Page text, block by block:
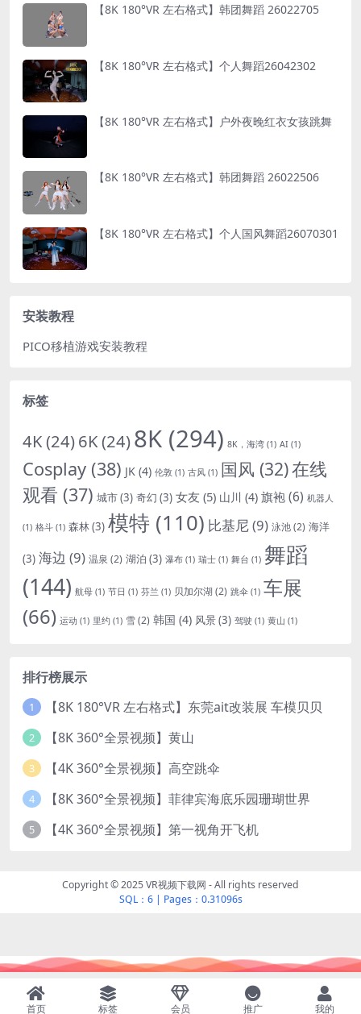
【8K 180°VR 左右格式】韩团舞蹈 26022705
【8K 180°VR 左右格式】个人舞蹈26042302
【8K 180°VR 左右格式】户外夜晚红衣女孩跳舞
【8K 180°VR 左右格式】韩团舞蹈 26022506
【8K 180°VR 左右格式】个人国风舞蹈26070301
安装教程
PICO移植游戏安装教程
标签
4K(24)6K(24)8K (294) 8K，海湾 (1) AI (1)
Cosplay (38) JK (4) 伦敦 (1) 古风 (1) 国风 (32)在线
观看 (37) 城市(3) 奇幻 (3) 女友 (5) 山川 (4) 旗袍(6) 机器人
(1) 格斗 (1) 森林(3) 模特 (110) 比基尼(9) 泳池(2) 海洋
(3) 海边 (9) 温泉 (2) 湖泊 (3) 瀑布 (1) 瑞士 (1) 舞台 (1) 舞蹈
(144) 航母 (1) 节日 (1) 芬兰 (1) 贝加尔湖 (2) 跳伞 (1) 车展
(66) 运动 (1) 里约 (1) 雪(2) 韩国 (4) 风景(3) 驾驶 (1) 黄山 (1)
排行榜展示
1 【8K 180°VR 左右格式】东莞ait改装展 车模贝贝
2 【8K 360°全景视频】黄山
3 【4K 360°全景视频】高空跳伞
4 【8K 360°全景视频】菲律宾海底乐园珊瑚世界
5 【4K 360°全景视频】第一视角开飞机
Copyright © 2025 VR视频下载网 - All rights reserved
SQL：6| Pages：0.31096s
首页 标签 会员 推广 我的